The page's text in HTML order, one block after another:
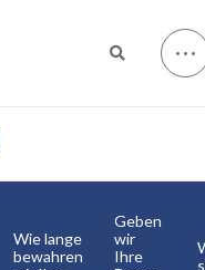
Wie lange
bewahren
Geben
wir
Ihre